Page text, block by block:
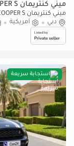
ميني كنتريمان COOPER S
ميني كنتريمان COOPER S
دبي
أمريكية
استجابة سريعة